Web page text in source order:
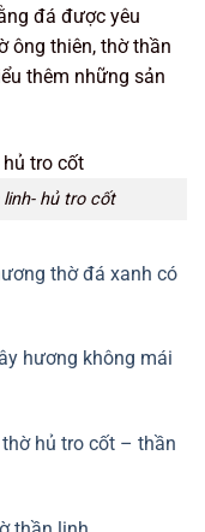
đá được yêu
ông thiên, thờ thần
thêm những sản
hủ tro cốt
thờ đá xanh có
hương không mái
hủ tro cốt – thần